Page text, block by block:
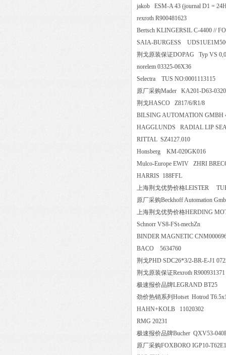
jakob ESM-A 43 (journal D1 =
rexroth R900481623
Bertsch KLINGERSIL C-4400 //
SAIA-BURGESS
荆戈原装保证DOPAG Typ VS
norelem 03325-06X36
Selectra TUS
原厂采购Mader KA201-D63-
荆戈HASCO Z817/6/R1/8
BILSING AUTOMATION
HAGGLUNDS RADIAL LIP
RITTAL SZ4127.010
Honsberg KM-020GK016
Mulco-Europe EWIV ZHRI
HARRIS 188FFL
上海荆戈优势价格LEISTER
原厂采购Beckhoff
上海荆戈优势价格HERDING
Schnorr VS8-FSt-mechZn
BINDER MAGNETIC
BACO 5634760
荆戈PHD SDC26*3/2-BR-E-J1
荆戈原装保证Rexroth
极速报价品牌LEGRAND
劲价热销系列Hotset Hotrod
HAHN+KOLB 11020302
RMG 20231
极速报价品牌Bucher
原厂采购FOXBORO IGP10-